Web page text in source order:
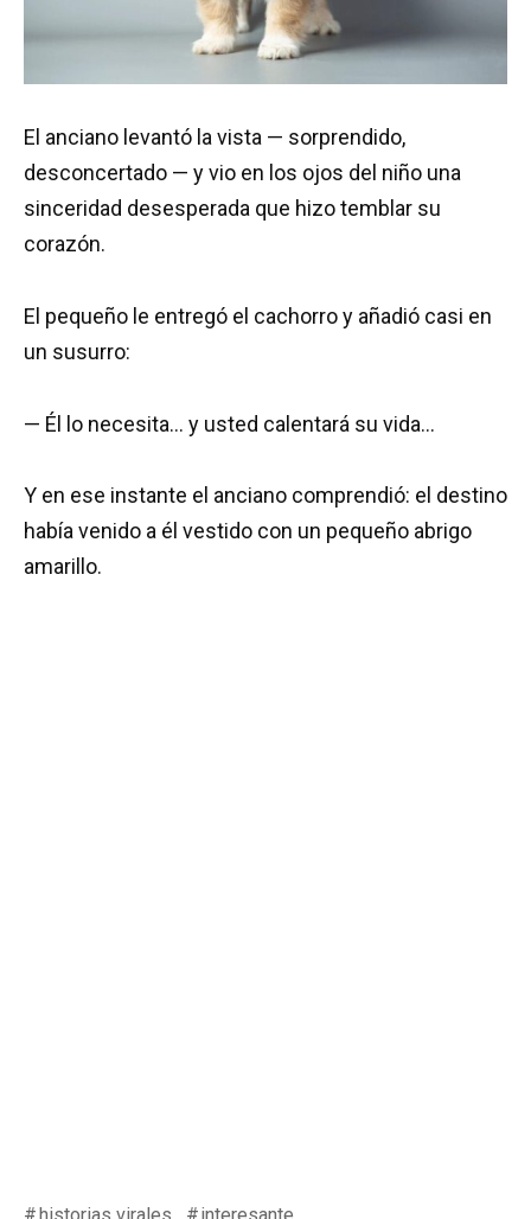
El anciano levantó la vista — sorprendido,
desconcertado — y vio en los ojos del niño una
sinceridad desesperada que hizo temblar su
corazón.
El pequeño le entregó el cachorro y añadió casi en
un susurro:
— Él lo necesita… y usted calentará su vida…
Y en ese instante el anciano comprendió: el destino
había venido a él vestido con un pequeño abrigo
amarillo.